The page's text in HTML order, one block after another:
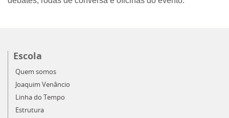
Escola
Quem somos
Joaquim Venâncio
Linha do Tempo
Estrutura